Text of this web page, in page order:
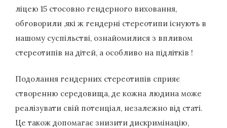
ліцею 15 стосовно гендерного виховання,
обговорили ,які ж гендерні стереотипи існують в
нашому суспільстві, ознайомилися з впливом
стереотипів на дітей, а особливо на підлітків !
Подолання гендерних стереотипів сприяє
створенню середовища, де кожна людина може
реалізувати свій потенціал, незалежно від статі.
Це також допомагає знизити дискримінацію,